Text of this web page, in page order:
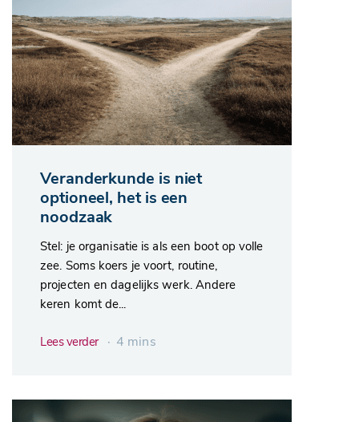
Veranderkunde is niet
optioneel, het is een
noodzaak
Stel: je organisatie is als een boot op volle
zee. Soms koers je voort, routine,
projecten en dagelijks werk. Andere
keren komt de...
Lees verder ∙ 4 mins